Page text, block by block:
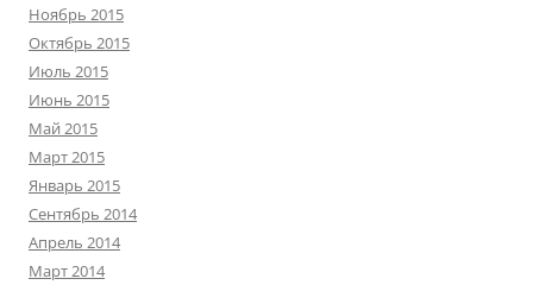
Ноябрь 2015
Октябрь 2015
Июль 2015
Июнь 2015
Май 2015
Март 2015
Январь 2015
Сентябрь 2014
Апрель 2014
Март 2014